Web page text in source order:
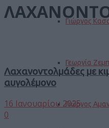
Γιώργος
Γεωργία
Γιώργος
Λαχανοντολμάδες με
αυγολέμονο
16 Ιανουαρίου 2025
0